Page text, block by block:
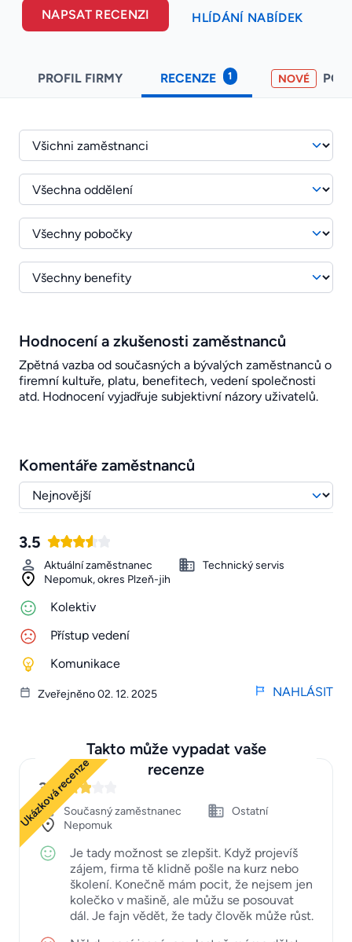
NAPSAT RECENZI HLÍDÁNÍ NABÍDEK
PROFIL FIRMY RECENZE 1 NOVÉ
Hodnocení a zkušenosti zaměstnanců
Zpětná vazba od současných a bývalých zaměstnanců o
firemní kultuře, platu, benefitech, vedení společnosti
atd. Hodnocení vyjadřuje subjektivní názory uživatelů.
Komentáře zaměstnanců
3.5
Aktuální zaměstnanec
Technický servis
Nepomuk, okres Plzeň-jih
Kolektiv
Přístup vedení
Komunikace
Zveřejněno 02. 12. 2025 NAHLÁSIT
Takto může vypadat vaše
recenze
Ukázková recenze
3
Současný zaměstnanec
Ostatní
Nepomuk
Je tady možnost se zlepšit. Když projevíš
zájem, firma tě klidně pošle na kurz nebo
školení. Konečně mám pocit, že nejsem jen
kolečko v mašině, ale můžu se posouvat
dál. Je fajn vědět, že tady člověk může růst.